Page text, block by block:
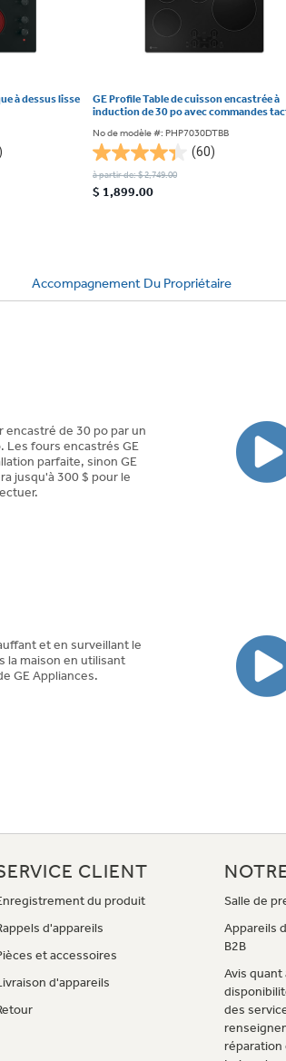
à dessus lisse
GE Profile Table de cuisson encastrée à
induction de 30 po avec commandes
No de modèle #: PHP7030DTBB
(60)
4.4
étoile(s)
sur
à partir de: $ 2,749.00
$ 1,899.00
Accompagnement Du Propriétaire
encastré de 30 po par un
Les fours encastrés GE
parfaite, sinon GE
jusqu'à 300 $ pour le
et en surveillant le
la maison en utilisant
GE Appliances.
CLIENT
du produit
d'appareils
et accessoires
d'appareils
Salle de
Appareils
B2B
Avis quant
des
réparation